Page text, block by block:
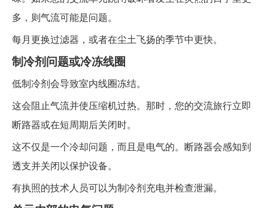
多，则气流可能是问题。
每月更换过滤器，或者在尘土飞扬的季节中更快。
制冷剂问题或冷冻线圈
低制冷剂会导致室内线圈冻结。
这会阻止气流并使压缩机过热。那时，您的交流旅行立即
断路器或在短周期后关闭时。
这不仅是一个冷却问题，而且是电气的。断路器会感知到
透支并关闭以保护设备。
有执照的技术人员可以为制冷剂充电并检查泄漏。